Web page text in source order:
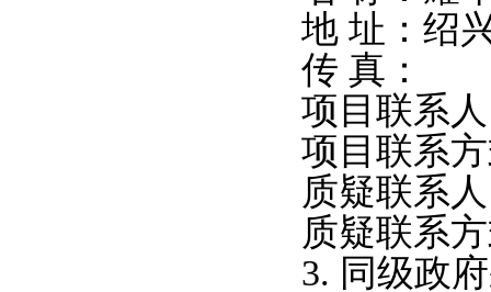
地 址：绍
传 真：
项目联系
项目联系
质疑联系
质疑联系
3. 同级政